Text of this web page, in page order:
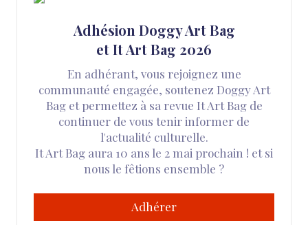
Adhésion Doggy Art Bag
et It Art Bag 2026
En adhérant, vous rejoignez une
communauté engagée, soutenez Doggy Art
Bag et permettez à sa revue It Art Bag de
continuer de vous tenir informer de
l'actualité culturelle.
It Art Bag aura 10 ans le 2 mai prochain ! et si
nous le fêtions ensemble ?
Adhérer